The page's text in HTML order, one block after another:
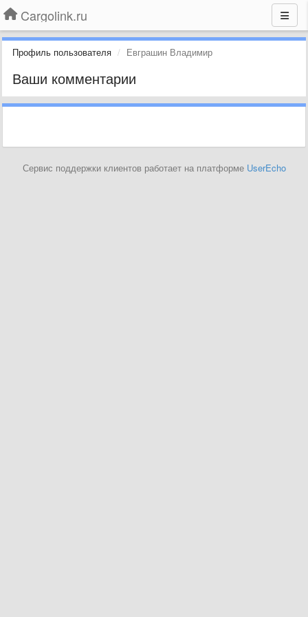
Cargolink.ru
Профиль пользователя Евграшин Владимир
Ваши комментарии
Сервис поддержки клиентов работает на платформе UserEcho